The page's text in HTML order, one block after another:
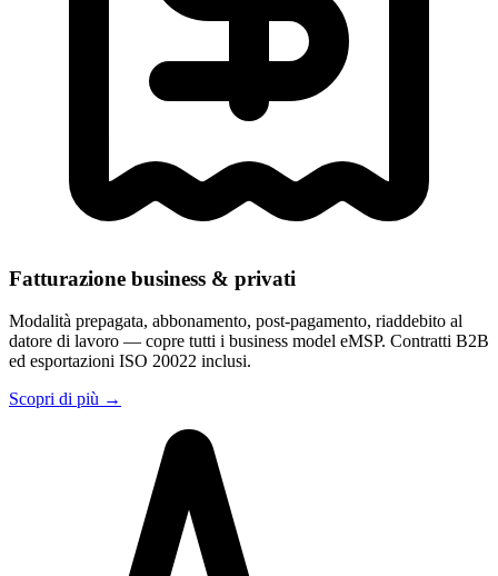
Fatturazione business & privati
Modalità prepagata, abbonamento, post-pagamento, riaddebito al
datore di lavoro — copre tutti i business model eMSP. Contratti B2B
ed esportazioni ISO 20022 inclusi.
Scopri di più →